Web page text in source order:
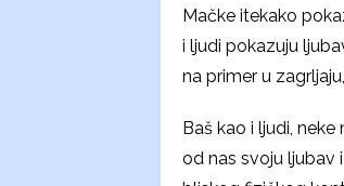
Mačke itekako
i ljudi pokazuju
na primer u
Baš kao i ljudi,
od nas svoju ljubav